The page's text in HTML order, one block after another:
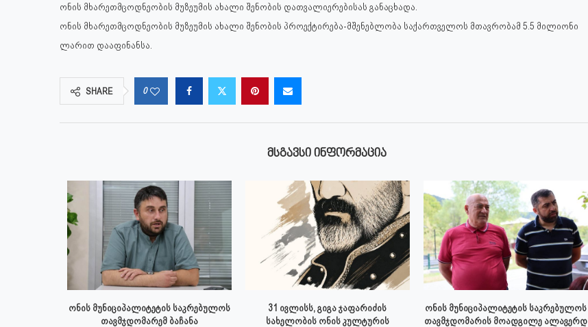
ონის მხარეთმცოდნეობის მუზეუმის ახალი შენობის დათვალიერებისას განაცხადა.
ონის მხარეთმცოდნეობის მუზეუმის ახალი შენობის პროექტირება-მშენებლობა საქართველოს მთავრობამ 5.5 მილიონი
ლარით დააფინანსა.
SHARE 0
ᲛᲡᲒᲐᲕᲡᲘ ᲘᲜᲤᲝᲠᲛᲐᲪᲘᲐ
ონის მუნიციპალიტეტის საკრებულოს
თავმჯდომარემ ბაჩანა
31 ივლისს, გიგა ჯაფარიძის
სახელობის ონის კულტურის
ონის მუნიციპალიტეტის საკრებულოს
თავმჯდომარის მოადგილე ალავერდ